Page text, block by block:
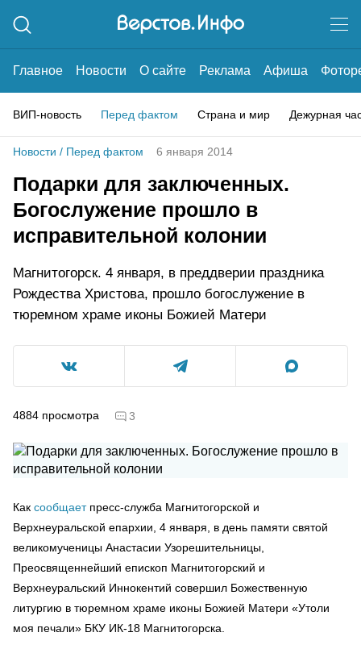
Главное Новости О сайте Реклама Афиша
ВИП-новость Перед фактом Страна и мир Дежурная
Новости / Перед фактом 6 января 2014
Подарки для заключенных.
Богослужение прошло в
исправительной колонии
Магнитогорск. 4 января, в преддверии праздника
Рождества Христова, прошло богослужение в
тюремном храме иконы Божией Матери
4884 просмотра 3
Как сообщаетпресс-служба Магнитогорской и
Верхнеуральской епархии, 4 января, в день памяти святой
великомученицы Анастасии Узорешительницы,
Преосвященнейший епископ Магнитогорский и
Верхнеуральский Иннокентий совершил Божественную
литургию в тюремном храме иконы Божией Матери «Утоли
моя печали» БКУ ИК-18 Магнитогорска.